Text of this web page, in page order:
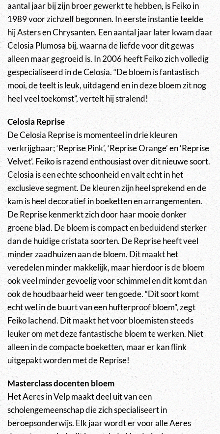
aantal jaar bij zijn broer gewerkt te hebben, is Feiko in
1989 voor zichzelf begonnen. In eerste instantie teelde
hij Asters en Chrysanten. Een aantal jaar later kwam daar
Celosia Plumosa bij, waarna de liefde voor dit gewas
alleen maar gegroeid is. In 2006 heeft Feiko zich volledig
gespecialiseerd in de Celosia. “De bloem is fantastisch
mooi, de teelt is leuk, uitdagend en in deze bloem zit nog
heel veel toekomst”, vertelt hij stralend!
Celosia Reprise
De Celosia Reprise is momenteel in drie kleuren
verkrijgbaar; ‘Reprise Pink’, ‘Reprise Orange’ en ‘Reprise
Velvet’. Feiko is razend enthousiast over dit nieuwe soort.
Celosia is een echte schoonheid en valt echt in het
exclusieve segment. De kleuren zijn heel sprekend en de
kam is heel decoratief in boeketten en arrangementen.
De Reprise kenmerkt zich door haar mooie donker
groene blad. De bloem is compact en beduidend sterker
dan de huidige cristata soorten. De Reprise heeft veel
minder zaadhuizen aan de bloem. Dit maakt het
veredelen minder makkelijk, maar hierdoor is de bloem
ook veel minder gevoelig voor schimmel en dit komt dan
ook de houdbaarheid weer ten goede. “Dit soort komt
echt wel in de buurt van een hufterproof bloem”, zegt
Feiko lachend. Dit maakt het voor bloemisten steeds
leuker om met deze fantastische bloem te werken. Niet
alleen in de compacte boeketten, maar er kan flink
uitgepakt worden met de Reprise!
Masterclass docenten bloem
Het Aeres in Velp maakt deel uit van een
scholengemeenschap die zich specialiseert in
beroepsonderwijs. Elk jaar wordt er voor alle Aeres